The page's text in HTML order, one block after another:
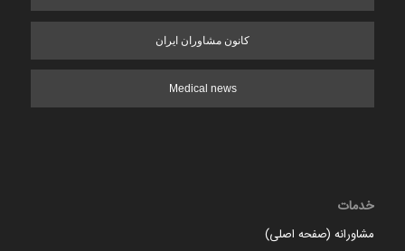
کانون مشاوران ایران
Medical news
خدمات
مشاورانه (صفحه اصلی)